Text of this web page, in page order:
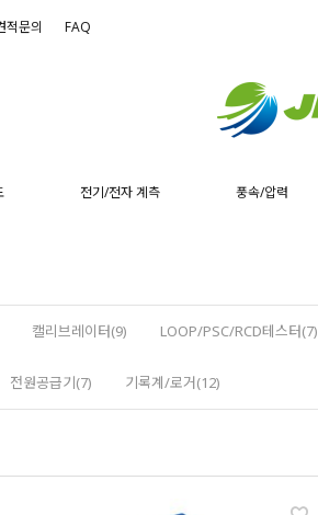
적문의 FAQ
전기/전자 계측 풍속/압력
캘리브레이터(9) LOOP/PSC/RCD테스터(7)
전원공급기(7) 기록계/로거(12)